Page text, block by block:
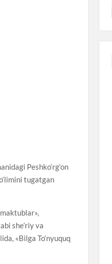
Peshko‘rg‘on
tugatgan
she’riy va
«Bilga To‘nyuquq